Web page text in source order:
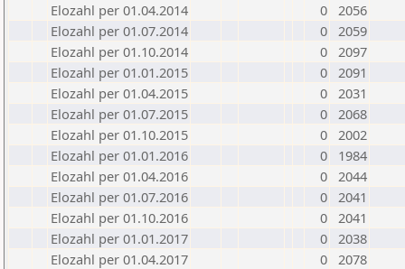
Elozahl per 01.04.2014
0 2056
Elozahl per 01.07.2014
0 2059
Elozahl per 01.10.2014
0 2097
Elozahl per 01.01.2015
0 2091
Elozahl per 01.04.2015
0 2031
Elozahl per 01.07.2015
0 2068
Elozahl per 01.10.2015
0 2002
Elozahl per 01.01.2016
0
1984
Elozahl per 01.04.2016
0 2044
Elozahl per 01.07.2016
0 2041
Elozahl per 01.10.2016
0 2041
Elozahl per 01.01.2017
0 2038
Elozahl per 01.04.2017
0 2078